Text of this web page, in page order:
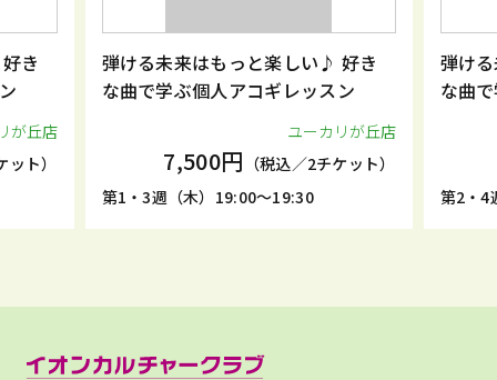
き
が丘店
ト）
弾ける未来はもっと楽しい♪ 好き
な曲で学ぶ個人アコギレッスン
ユーカリが丘店
7,500円 （税込／2チケット）
第1・3週（木）19:00～19:30
弾け
な曲
第2・4